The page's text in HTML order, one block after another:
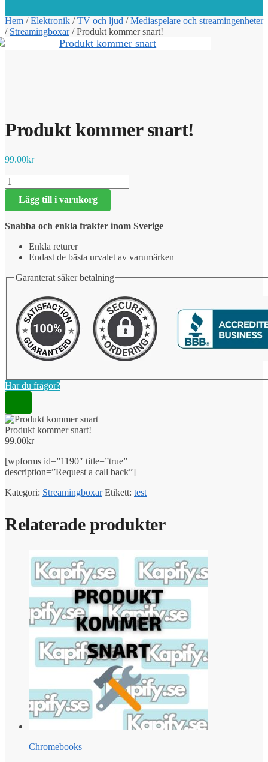
Hem /Elektronik /TV och ljud /Mediaspelare och streamingenheter
/ Streamingboxar/Produkt kommer snart!
Produkt kommer snart!
99.00kr
Produkt
kommer
snart!
mängd
Lägg till i varukorg
Snabba och enkla frakter inom Sverige
Enkla returer
Endast de bästa urvalet av varumärken
Garanterat säker betalning
Har du frågor?
Produkt kommer snart!
99.00kr
[wpforms id=”1190″ title=”true”
description=”Request a call back”]
Kategori: Streamingboxar Etikett: test
Relaterade produkter
Chromebooks